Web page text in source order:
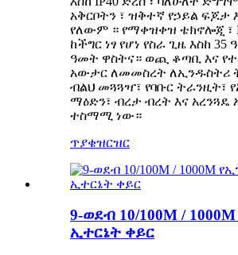
አቅርቦትን ፣ ዝቅተኛ የኃይል ፍጆታ
የለውም ። የማቀዝቀዝ ቴክኖሎጂ ፣
ከችግር ነፃ የሆነ የስራ ጊዜ እስከ 35
ዓመት ዋስትና። ወጪ ቆጣቢ እና
አውታር ለመመስረት ለኢንዱስትሪ
ብልህ መጓጓዣ፣ የባቡር ትራንዚት፣
ማዕድን፣ ብረታ ብረት እና አረንጓዴ
ተስማሚ ነው።
ጥያቄዝርዝር
9-ወደብ 10/100M /
ኢተርኔት ቀይር